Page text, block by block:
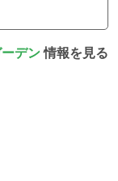
デン情報を見る